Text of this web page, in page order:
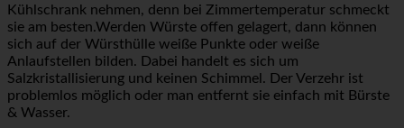
Kühlschrank nehmen, denn bei Zimmertemperatur schmeckt
sie am besten.Werden Würste offen gelagert, dann können
sich auf der Würsthülle weiße Punkte oder weiße
Anlaufstellen bilden. Dabei handelt es sich um
Salzkristallisierung und keinen Schimmel. Der Verzehr ist
problemlos möglich oder man entfernt sie einfach mit Bürste
& Wasser.